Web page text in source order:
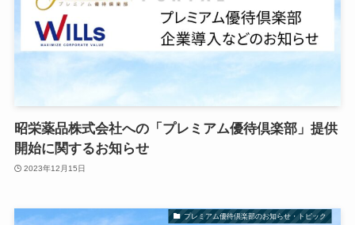
昭栄薬品株式会社への「プレミアム優待倶楽部」提供
開始に関するお知らせ
2023年12月15日
プレミアム優待倶楽部のお知らせ・トピック